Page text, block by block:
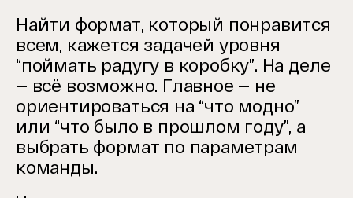
Найти формат, который понравится
всем, кажется задачей уровня
“поймать радугу в коробку”. На деле
— всё возможно. Главное — не
ориентироваться на “что модно”
или “что было в прошлом году”, а
выбрать формат по параметрам
команды.